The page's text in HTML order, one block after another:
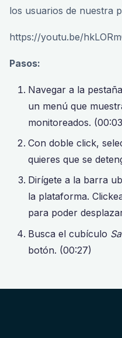
los usuarios de nuestra
https://youtu.be/
Pasos:
Navegar a la
un menú que
monitoreados.
Con doble click,
quieres que se
Dirígete a la barra
la plataforma.
para poder
Busca el cubículo
botón. (00:27)